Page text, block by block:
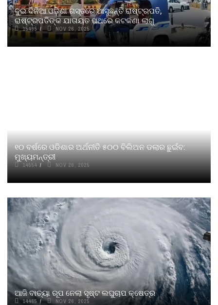
ଦୁଇ ଦିନିଆ ଓଡ଼ିଶା ଗସ୍ତରେ ଆସୁଛନ୍ତି ରାଷ୍ଟ୍ରପତି,
ରାଷ୍ଟ୍ରପତିଙ୍କ ଯାତାୟତ ପଥରେ କଟକଣା ଲାଗୁ
15495 NOV 26, 2025
୧୦ ବର୍ଷରେ ଓଡିଶାର ଅର୍ଥନୀତି ୫୦୦ ବିଲିଅନ ଡଲାର ଛୁଇଁବ:
ମୁଖ୍ୟମନ୍ତ୍ରୀ
14554 NOV 26, 2025
ଆଜି ବାତ୍ୟା ରୂପ ନେଲା ସୃଷ୍ଟ ଲଘୁଚାପ କ୍ଷେତ୍ର
14465 NOV 26, 2025